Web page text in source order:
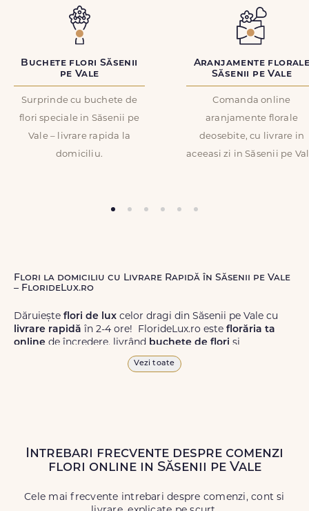
Buchete flori Săsenii
pe Vale
Surprinde cu buchete de
flori speciale in Săsenii pe
Vale – livrare rapida la
domiciliu.
Aranjamente
Săsenii pe Vale
Comanda online
aranjamente florale
deosebite, cu livrare in
aceeasi zi in Săsenii pe
Flori la domiciliu cu Livrare Rapidă în Săsenii pe Vale
– FlorideLux.ro
Dăruiește flori de lux celor dragi din Săsenii pe Vale cu
livrare rapidă în 2-4 ore! FlorideLux.ro este florăria ta
online de încredere, livrând buchete de flori și
de calitate superioară în Săsenii pe
Vale și în toată România.
Livrăm buchete de florichiar și în weekend , pentru ca tu
Vezi toate
Intrebari frecvente despre comenzi
flori online in Săsenii pe Vale
Cele mai frecvente intrebari despre comenzi, cont si